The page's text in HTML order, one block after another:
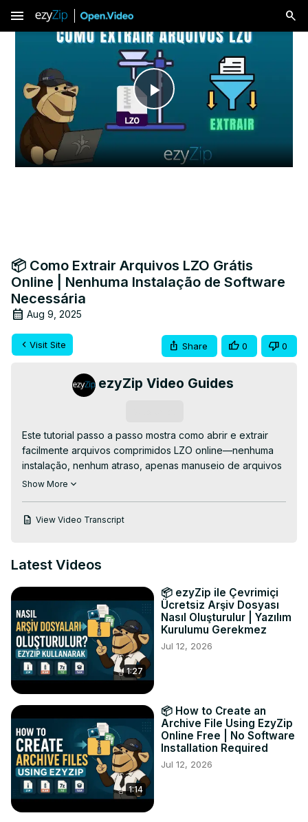
menu
Play
Video
📦 Como Extrair Arquivos LZO Grátis
Online | Nenhuma Instalação de Software
Necessária
Aug 9, 2025
Visit Site Share 0 0
ezyZip Video Guides
Este tutorial passo a passo mostra como abrir e extrair
facilmente arquivos comprimidos LZO online—nenhuma
instalação, nenhum atraso, apenas manuseio de arquivos
limpo e rápido! Perfeito para gerenciar arquivos LZO
https://www.ezyzip.com/descompactar-ficheiros-lzo-
1. Carregue seu arquivo LZO – clique em "Selecionar
arquivo LZO para abrir" ou simplesmente arraste e solte
na área de upload.
2. Espere um momento – a extração automática começa!
3. Clique no botão verde "Salvar" para baixar qualquer
arquivo extraído diretamente no seu dispositivo.
4. BÔNUS: Clique no botão azul "Visualizar" para ver
arquivos compatíveis no navegador antes do download.
Por que usar um extrator LZO online? Sem instalações?
Sem problema! Extraia arquivos LZO de qualquer
dispositivo, em qualquer lugar—tudo com apenas alguns
cliques e sem complicações de software.
#extratorlzo #arquivoscomprimidos #extratoronline
#extracaoarquivo #ezyzip
Connect with us:
Twitter: https://twitter.com/ezyZip
Facebook: https://www.facebook.com/ezyzip/
Show More
View Video Transcript
Latest Videos
1:27
📦 ezyZip ile Çevrimiçi
Ücretsiz Arşiv Dosyası
Nasıl Oluşturulur | Yazılım
Kurulumu Gerekmez
Jul 12, 2026
1:14
📦 How to Create an
Archive File Using EzyZip
Online Free | No Software
Installation Required
Jul 12, 2026